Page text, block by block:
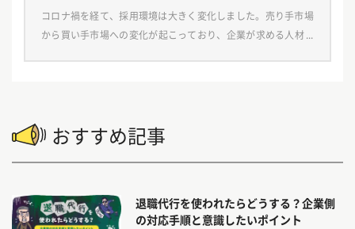
コロナ禍を経て、採用環境は大きく変化しました。売り手市場
から買い手市場への変化が起こっており、企業が求める人材の
おすすめ記事
退職代行を使われたらどうする？企業側
の対応手順と意識したいポイント